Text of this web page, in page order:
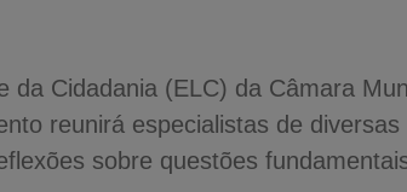
da Cidadania (ELC) da Câmara
reunirá especialistas de
sobre questões